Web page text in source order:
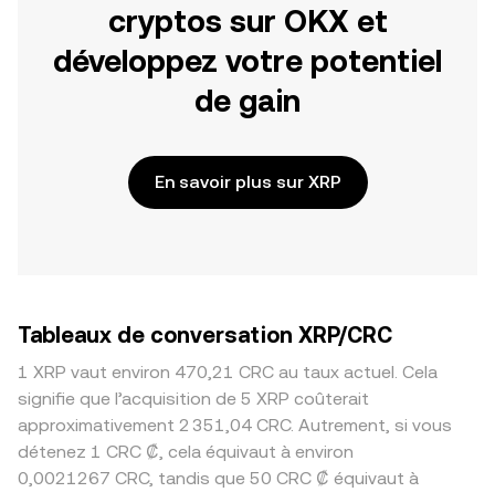
cryptos sur OKX et
développez votre potentiel
de gain
En savoir plus sur XRP
Tableaux de conversation XRP/CRC
1 XRP vaut environ 470,21 CRC au taux actuel. Cela
signifie que l’acquisition de 5 XRP coûterait
approximativement 2 351,04 CRC. Autrement, si vous
détenez 1 CRC ₡, cela équivaut à environ
0,0021267 CRC, tandis que 50 CRC ₡ équivaut à